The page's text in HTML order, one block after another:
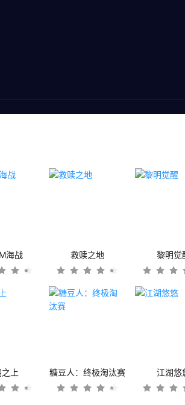
海战 救赎之地 黎明觉
上 糖豆人：终极淘汰赛 江湖悠